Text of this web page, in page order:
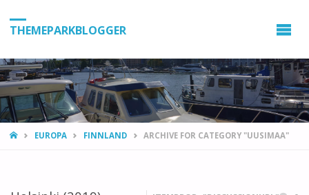
THEMEPARKBLOGGER
HOMEEUROPA FINNLAND ARCHIVE FOR CATEGORY "UUSIMAA"